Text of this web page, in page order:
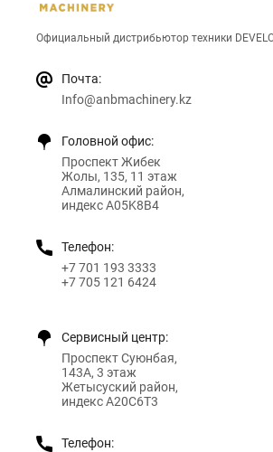
Официальный дистрибьютор техники
Почта:
Info@anbmachinery.kz
Головной офис:
Проспект Жибек
Жолы, 135, 11 этаж
Алмалинский район,
индекс A05K8B4
Телефон:
+7 701 193 3333
+7 705 121 6424
Сервисный центр:
Проспект Суюнбая,
143А, 3 этаж
Жетысуский район,
индекс A20C6T3
Телефон: